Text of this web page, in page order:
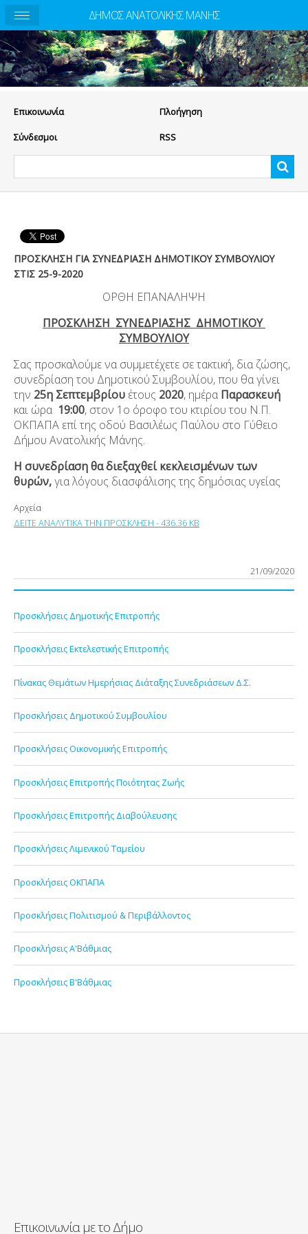
Eπικοινωνία Πλοήγηση
Σύνδεσμοι RSS
ΠΡΟΣΚΛΗΣΗ ΓΙΑ ΣΥΝΕΔΡΙΑΣΗ ΔΗΜΟΤΙΚΟΥ ΣΥΜΒΟΥΛΙΟΥ
ΣΤΙΣ 25-9-2020
ΟΡΘΗ ΕΠΑΝΑΛΗΨΗ
ΠΡΟΣΚΛΗΣΗ ΣΥΝΕΔΡΙΑΣΗΣ ΔΗΜΟΤΙΚΟΥ
ΣΥΜΒΟΥΛΙΟΥ
Σας προσκαλούμε να συμμετέχετε σε τακτική, δια ζώσης,
συνεδρίαση του Δημοτικού Συμβουλίου, που θα γίνει
την 25η Σεπτεμβρίου έτους 2020, ημέρα Παρασκευή
και ώρα 19:00, στον 1ο όροφο του κτιρίου του Ν.Π.
ΟΚΠΑΠΑ επί της οδού Βασιλέως Παύλου στο Γύθειο
Δήμου Ανατολικής Μάνης.
Η συνεδρίαση θα διεξαχθεί κεκλεισμένων των
θυρών,για λόγους διασφάλισης της δημόσιας υγείας
Αρχεία
ΔΕΙΤΕ ΑΝΑΛΥΤΙΚΑ ΤΗΝ ΠΡΟΣΚΛΗΣΗ - 436.36 KB
21/09/2020
Προσκλήσεις Δημοτικής Επιτροπής
Προσκλήσεις Εκτελεστικής Επιτροπής
Πίνακας Θεμάτων Ημερήσιας Διάταξης Συνεδριάσεων Δ.Σ.
Προσκλήσεις Δημοτικού Συμβουλίου
Προσκλήσεις Οικονομικής Επιτροπής
Προσκλήσεις Επιτροπής Ποιότητας Ζωής
Προσκλήσεις Επιτροπής Διαβούλευσης
Προσκλήσεις Λιμενικού Ταμείου
Προσκλήσεις ΟΚΠΑΠΑ
Προσκλήσεις Πολιτισμού & Περιβάλλοντος
Προσκλήσεις Α'Βάθμιας
Προσκλήσεις Β'Βάθμιας
Επικοινωνία με το Δήμο
ΔΗΜΟΣ ΑΝΑΤΟΛΙΚΗΣ ΜΑΝΗΣ